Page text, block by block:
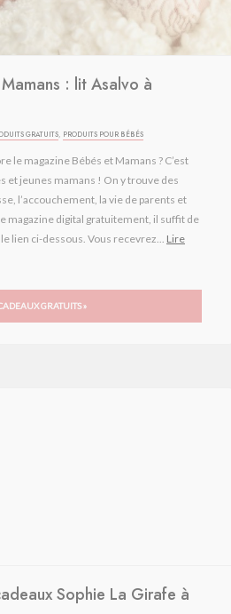
: lit Asalvo à
GRATUITS, PRODUITS POUR BÉBÉS
le magazine Bébés et Mamans ? C’est
et jeunes mamans ! On y trouve des
l’accouchement, la vie de parents et
magazine digital gratuitement, il suffit de
lien ci-dessous. Vous recevrez... Lire
GRATUITS »
Sophie La Girafe à